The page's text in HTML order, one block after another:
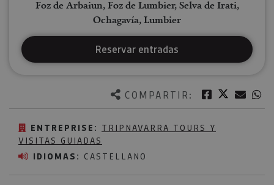
COMPARTIR: Facebook
Twitter
ENTREPRISE: TRIPNAVARRA TOURS Y
VISITAS GUIADAS
IDIOMAS: CASTELLANO
Foz de Arbaiun, Foz de Lumbier, Selva de Irati,
Ochagavía, Lumbier
Reservar entradas